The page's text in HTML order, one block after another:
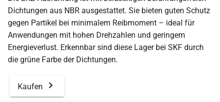
Dichtungen aus NBR ausgestattet. Sie bieten guten Schutz
gegen Partikel bei minimalem Reibmoment – ideal für
Anwendungen mit hohen Drehzahlen und geringem
Energieverlust. Erkennbar sind diese Lager bei SKF durch
die grüne Farbe der Dichtungen.
Kaufen